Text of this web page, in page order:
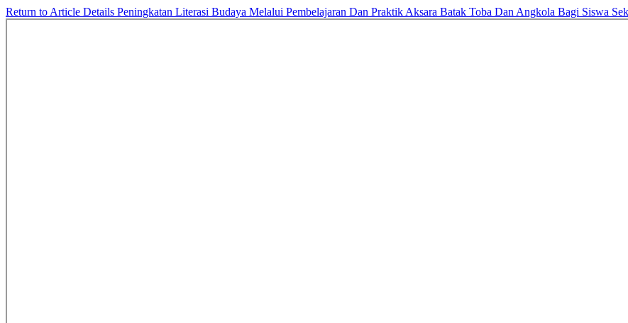
Return to Article Details Peningkatan Literasi Budaya Melalui Pembelajaran Dan Praktik Aksara Batak Toba Dan Angkola Bagi Siswa